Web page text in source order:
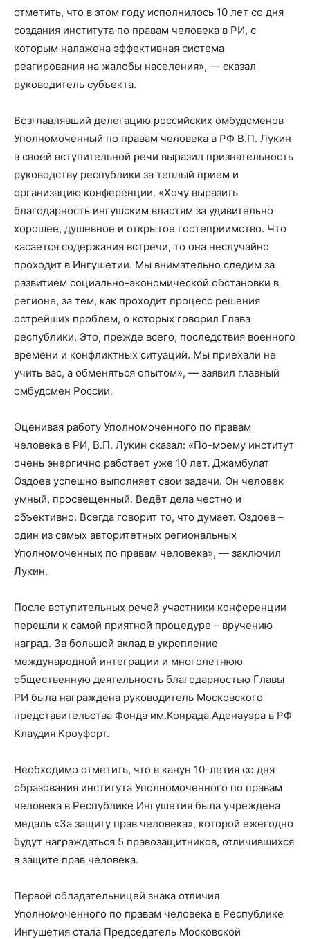
отметить, что в этом году исполнилось 10 лет со дня
создания института по правам человека в РИ, с
которым налажена эффективная система
реагирования на жалобы населения», — сказал
руководитель субъекта.
Возглавлявший делегацию российских омбудсменов
Уполномоченный по правам человека в РФ В.П. Лукин
в своей вступительной речи выразил признательность
руководству республики за теплый прием и
организацию конференции. «Хочу выразить
благодарность ингушским властям за удивительно
хорошее, душевное и открытое гостеприимство. Что
касается содержания встречи, то она неслучайно
проходит в Ингушетии. Мы внимательно следим за
развитием социально-экономической обстановки в
регионе, за тем, как проходит процесс решения
острейших проблем, о которых говорил Глава
республики. Это, прежде всего, последствия военного
времени и конфликтных ситуаций. Мы приехали не
учить вас, а обменяться опытом», — заявил главный
омбудсмен России.
Оценивая работу Уполномоченного по правам
человека в РИ, В.П. Лукин сказал: «По-моему институт
очень энергично работает уже 10 лет. Джамбулат
Оздоев успешно выполняет свои задачи. Он человек
умный, просвещенный. Ведёт дела честно и
объективно. Всегда говорит то, что думает. Оздоев –
один из самых авторитетных региональных
Уполномоченных по правам человека», — заключил
Лукин.
После вступительных речей участники конференции
перешли к самой приятной процедуре – вручению
наград. За большой вклад в укрепление
международной интеграции и многолетнюю
общественную деятельность благодарностью Главы
РИ была награждена руководитель Московского
представительства Фонда им.Конрада Аденауэра в РФ
Клаудия Кроуфорт.
Необходимо отметить, что в канун 10-летия со дня
образования института Уполномоченного по правам
человека в Республике Ингушетия была учреждена
медаль «За защиту прав человека», которой ежегодно
будут награждаться 5 правозащитников, отличившихся
в защите прав человека.
Первой обладательницей знака отличия
Уполномоченного по правам человека в Республике
Ингушетия стала Председатель Московской